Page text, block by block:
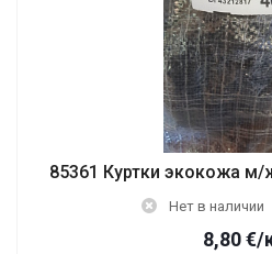
85361 Куртки экокожа
Нет в наличии
8,80€/